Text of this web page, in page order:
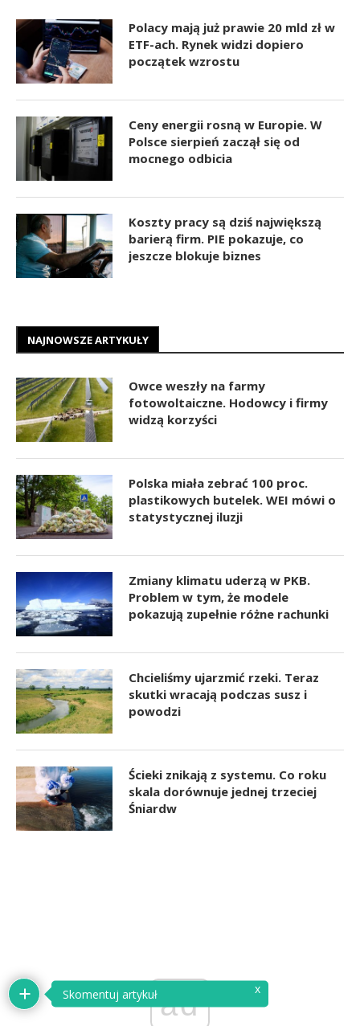
Polacy mają już prawie 20 mld zł w
ETF-ach. Rynek widzi dopiero
początek wzrostu
Ceny energii rosną w Europie. W
Polsce sierpień zaczął się od
mocnego odbicia
Koszty pracy są dziś największą
barierą firm. PIE pokazuje, co
jeszcze blokuje biznes
NAJNOWSZE ARTYKUŁY
Owce weszły na farmy
fotowoltaiczne. Hodowcy i firmy
widzą korzyści
Polska miała zebrać 100 proc.
plastikowych butelek. WEI mówi o
statystycznej iluzji
Zmiany klimatu uderzą w PKB.
Problem w tym, że modele
pokazują zupełnie różne rachunki
Chcieliśmy ujarzmić rzeki. Teraz
skutki wracają podczas susz i
powodzi
Ścieki znikają z systemu. Co roku
skala dorównuje jednej trzeciej
Śniardw
ad
Skomentuj artykuł x